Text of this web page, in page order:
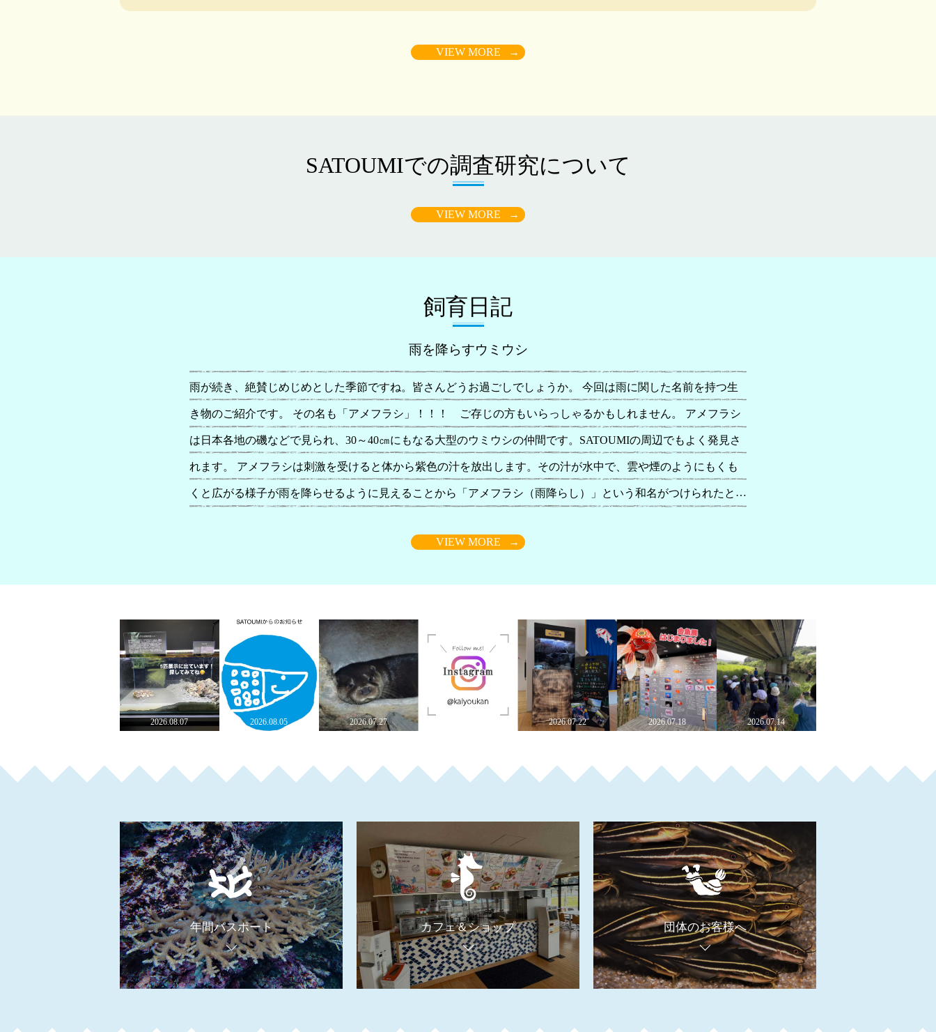
VIEW MORE →
SATOUMIでの調査研究について
VIEW MORE →
飼育日記
雨を降らすウミウシ
雨が続き、絶賛じめじめとした季節ですね。皆さんどうお過ごしでしょうか。 今回は雨に関した名前を持つ生
き物のご紹介です。 その名も「アメフラシ」！！！ ご存じの方もいらっしゃるかもしれません。 アメフラシ
は日本各地の磯などで見られ、30～40㎝にもなる大型のウミウシの仲間です。SATOUMIの周辺でもよく発見さ
れます。 アメフラシは刺激を受けると体から紫色の汁を放出します。その汁が水中で、雲や煙のようにもくも
くと広がる様子が雨を降らせるように見えることから「アメフラシ（雨降らし）」という和名がつけられたとさ
毒々しい色をしており不気味ではありますが人に害はありません。 ↑こちらは紫色の汁を出すアメフラシの仲間
メフラシ」 アメフラシの仲間③「ミドリアメフラシ」 アメフラシの仲間④「クロヘリアメフラシの一種」 以
上、雨が降る時期ならではアメフラシの紹介でした！ 明日から7月。もうすぐ梅雨も終わり生き物たちがより活
性化する時期がやってきます。マリンスポーツなども楽しくなる時期です。頑張ってジメジメの時期を乗り越え
ていきましょう。 飼育員ATO
…
VIEW MORE →
2026.08.07 2026.08.05 2026.07.27 2026.07.22 2026.07.18 2026.07.14
年間パスポート カフェ＆ショップ 団体のお客様へ